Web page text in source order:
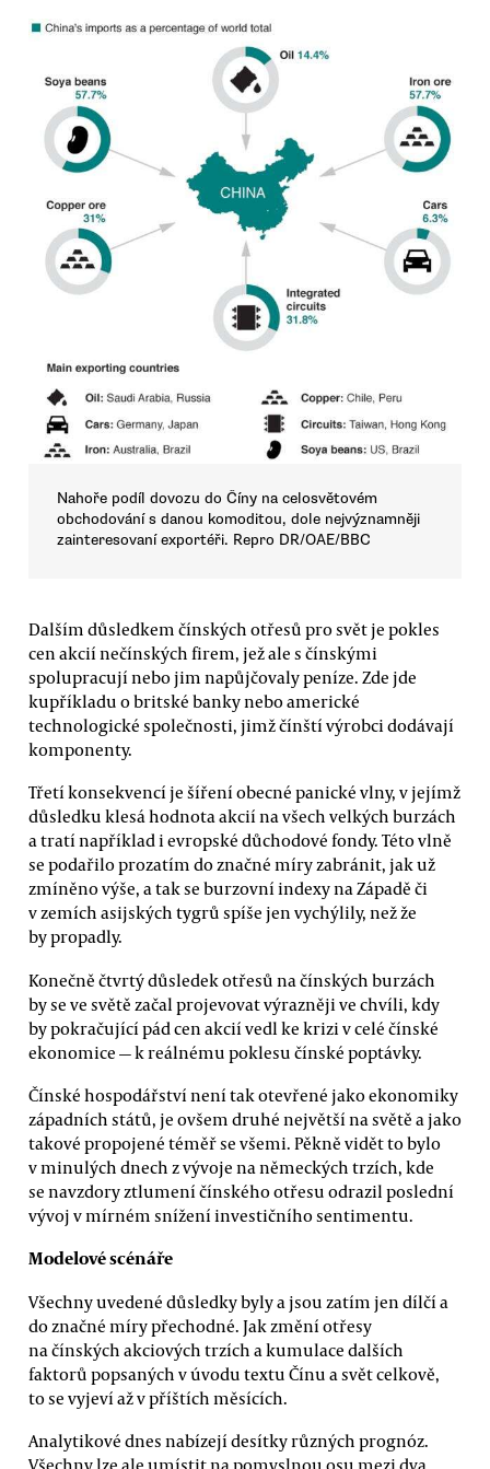
Nahoře podíl dovozu do Číny na celosvětovém
obchodování s danou komoditou, dole nejvýznamněji
zainteresovaní exportéři. Repro DR/OAE/BBC
Dalším důsledkem čínských otřesů pro svět je pokles
cen akcií nečínských firem, jež ale s čínskými
spolupracují nebo jim napůjčovaly peníze. Zde jde
kupříkladu o britské banky nebo americké
technologické společnosti, jimž čínští výrobci dodávají
komponenty.
Třetí konsekvencí je šíření obecné panické vlny, v jejímž
důsledku klesá hodnota akcií na všech velkých burzách
a tratí například i evropské důchodové fondy. Této vlně
se podařilo prozatím do značné míry zabránit, jak už
zmíněno výše, a tak se burzovní indexy na Západě či
v zemích asijských tygrů spíše jen vychýlily, než že
by propadly.
Konečně čtvrtý důsledek otřesů na čínských burzách
by se ve světě začal projevovat výrazněji ve chvíli, kdy
by pokračující pád cen akcií vedl ke krizi v celé čínské
ekonomice — k reálnému poklesu čínské poptávky.
Čínské hospodářství není tak otevřené jako ekonomiky
západních států, je ovšem druhé největší na světě a jako
takové propojené téměř se všemi. Pěkně vidět to bylo
v minulých dnech z vývoje na německých trzích, kde
se navzdory ztlumení čínského otřesu odrazil poslední
vývoj v mírném snížení investičního sentimentu.
Modelové scénáře
Všechny uvedené důsledky byly a jsou zatím jen dílčí a
do značné míry přechodné. Jak změní otřesy
na čínských akciových trzích a kumulace dalších
faktorů popsaných v úvodu textu Čínu a svět celkově,
to se vyjeví až v příštích měsících.
Analytikové dnes nabízejí desítky různých prognóz.